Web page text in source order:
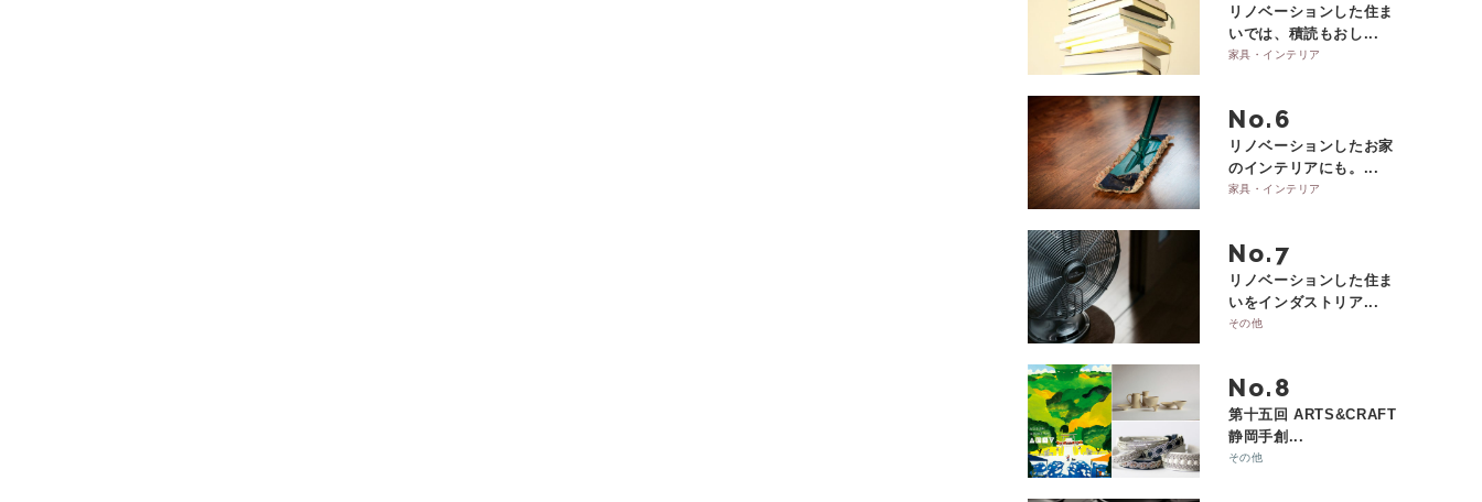
リノベーションした住ま
いでは、積読もおし...
家具・インテリア
No.
リノベーションしたお家
のインテリアにも。...
家具・インテリア
No.
リノベーションした住ま
いをインダストリア...
その他
No.
第十五回 ARTS&CRAFT
静岡手創...
その他